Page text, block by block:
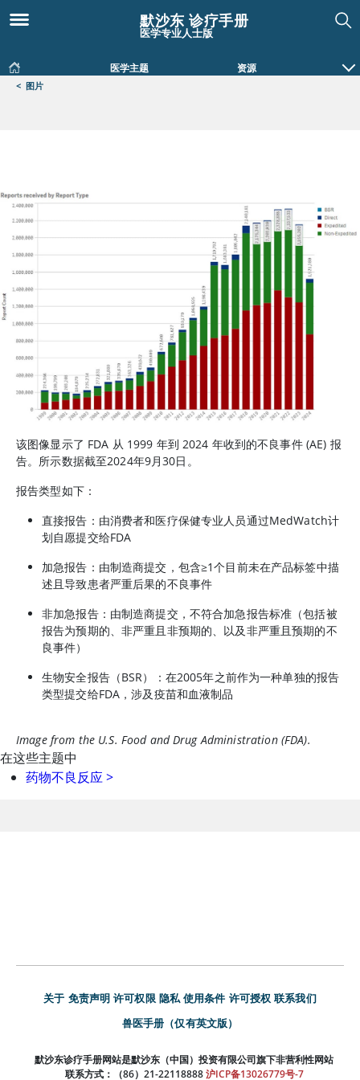
默沙东 诊疗手册
医学专业人士版
医学主题 资源
< 图片
该图像显示了 FDA 从 1999 年到 2024 年收到的不良事件 (AE) 报
告。所示数据截至2024年9月30日。
报告类型如下：
直接报告：由消费者和医疗保健专业人员通过MedWatch计
划自愿提交给FDA
加急报告：由制造商提交，包含≥1个目前未在产品标签中描
述且导致患者严重后果的不良事件
非加急报告：由制造商提交，不符合加急报告标准（包括被
报告为预期的、非严重且非预期的、以及非严重且预期的不
良事件）
生物安全报告（BSR）：在2005年之前作为一种单独的报告
类型提交给FDA，涉及疫苗和血液制品
Image from the U.S. Food and Drug Administration (FDA).
在这些主题中
药物不良反应>
关于 免责声明 许可权限 隐私 使用条件 许可授权 联系我们
兽医手册（仅有英文版）
默沙东诊疗手册网站是默沙东（中国）投资有限公司旗下非营利性网站
联系方式：（86）21-22118888 沪ICP备13026779号-7